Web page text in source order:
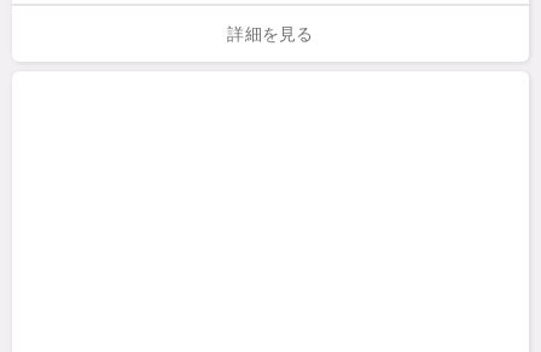
詳細を見る